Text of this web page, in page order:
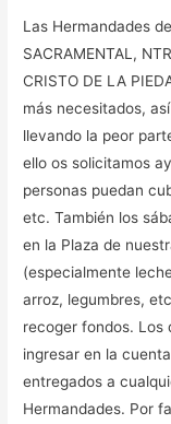
Las Hermandades
SACRAMENTAL,
CRISTO DE LA
más necesitados,
llevando la peor
ello os solicitamos
personas puedan
etc. También los
en la Plaza de
(especialmente
arroz, legumbres,
recoger fondos. Los
ingresar en la
entregados a
Hermandades. Por